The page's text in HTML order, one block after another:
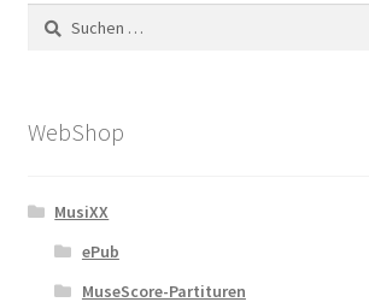
Suchen
nach:
WebShop
MusiXX
ePub
MuseScore-Partituren